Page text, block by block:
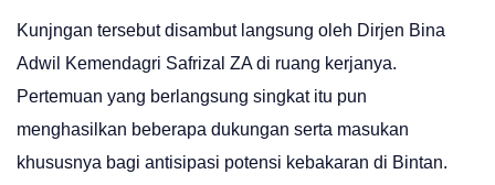
Kunjngan tersebut disambut langsung oleh Dirjen Bina
Adwil Kemendagri Safrizal ZA di ruang kerjanya.
Pertemuan yang berlangsung singkat itu pun
menghasilkan beberapa dukungan serta masukan
khususnya bagi antisipasi potensi kebakaran di Bintan.